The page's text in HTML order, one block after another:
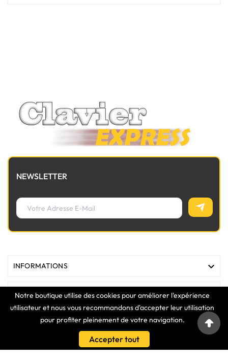
Notre boutique utilise des cookies pour améliorer l'expérience
utilisateur et nous vous recommandons d'accepter leur utilisation
pour profiter pleinement de votre navigation.
Accepter tout
NEWSLETTER
INFORMATIONS 
MAGASIN 
